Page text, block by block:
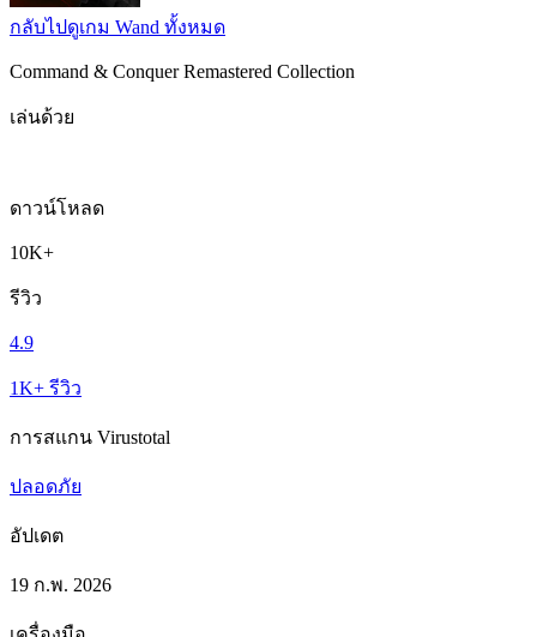
กลับไปดูเกม Wand ทั้งหมด
Command & Conquer Remastered Collection
เล่นด้วย
ดาวน์โหลด
10K+
รีวิว
4.9
1K+ รีวิว
การสแกน Virustotal
ปลอดภัย
อัปเดต
19 ก.พ. 2026